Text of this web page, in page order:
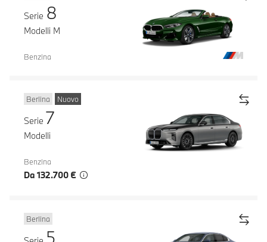
Serie 8
Modelli M
Benzina
Berlina Nuovo
Serie 7
Modelli
Benzina
Da 132.700 €
Berlina
5